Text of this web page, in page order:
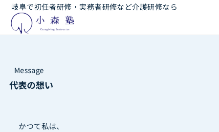
岐阜で初任者研修・実務者研修など介護研修なら
Message
代表の想い
かつて私は、